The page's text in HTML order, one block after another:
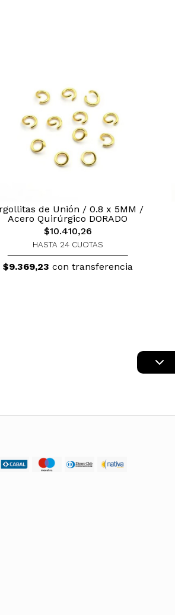
de Unión / 0.8 x 5MM /
Acero Quirúrgico DORADO
$10.410,26
HASTA 24 CUOTAS
$9.369,23 con transferencia